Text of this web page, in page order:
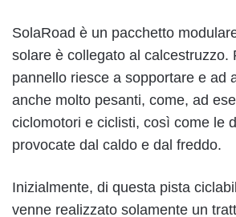
SolaRoad è un pacchetto
solare è collegato al calcestruzzo.
pannello riesce a sopportare e ad
anche molto pesanti, come, ad
ciclomotori e ciclisti, così come le
provocate dal caldo e dal freddo.
Inizialmente, di questa pista
venne realizzato solamente un